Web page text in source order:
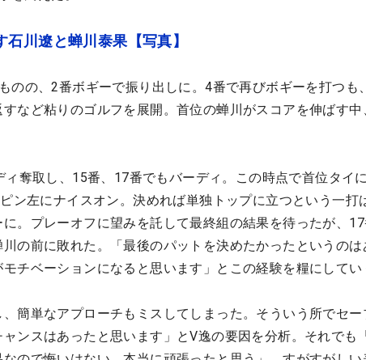
川遼と蝉川泰果【写真】
のの、2番ボギーで振り出しに。4番で再びボギーを打つも
など粘りのゴルフを展開。首位の蝉川がスコアを伸ばす中
奪取し、15番、17番でもバーディ。この時点で首位タイ
ン左にナイスオン。決めれば単独トップに立つという一打
。プレーオフに望みを託して最終組の結果を待ったが、
の前に敗れた。「最後のパットを決めたかったというのは
チベーションになると思います」とこの経験を糧にしてい
、簡単なアプローチもミスしてしまった。そういう所でセー
ンスはあったと思います」とV逸の要因を分析。それでも